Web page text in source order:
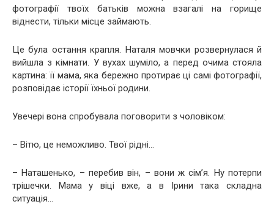
фотографії твоїх батьків можна взагалі на горище
віднести, тільки місце займають.
Це була остання крапля. Наталя мовчки розвернулася й
вийшла з кімнати. У вухах шуміло, а перед очима стояла
картина: її мама, яка бережно протирає ці самі фотографії,
розповідає історії їхньої родини.
Увечері вона спробувала поговорити з чоловіком:
– Вітю, це неможливо. Твої рідні…
– Наташенько, – перебив він, – вони ж сім’я. Ну потерпи
трішечки. Мама у віці вже, а в Ірини така складна
ситуація…